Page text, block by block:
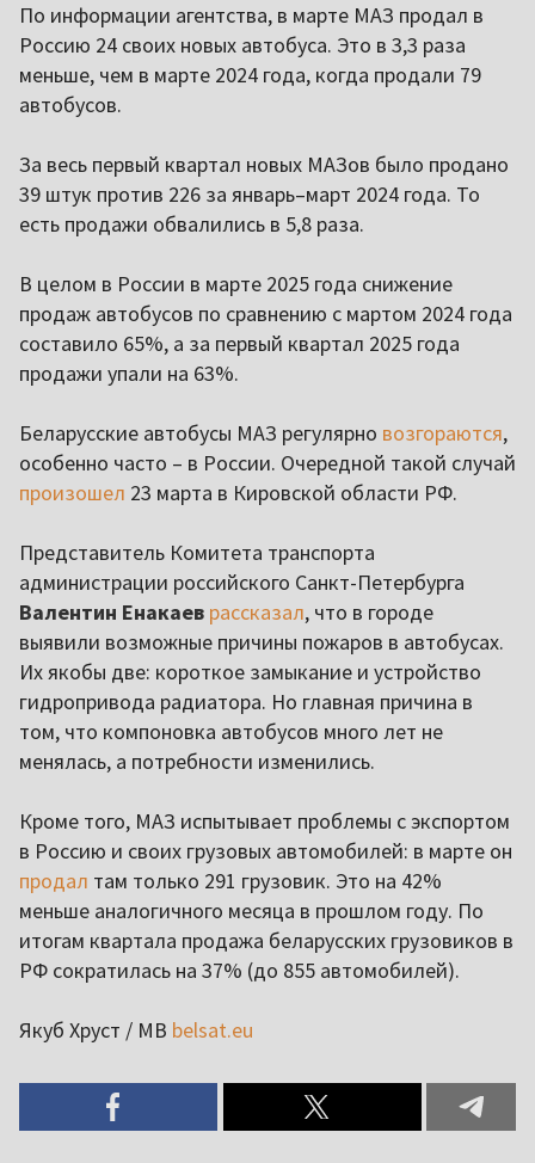
По информации агентства, в марте МАЗ продал в
Россию 24 своих новых автобуса. Это в 3,3 раза
меньше, чем в марте 2024 года, когда продали 79
автобусов.
За весь первый квартал новых МАЗов было продано
39 штук против 226 за январь–март 2024 года. То
есть продажи обвалились в 5,8 раза.
В целом в России в марте 2025 года снижение
продаж автобусов по сравнению с мартом 2024 года
составило 65%, а за первый квартал 2025 года
продажи упали на 63%.
Беларусские автобусы МАЗ регулярно возгораются,
особенно часто – в России. Очередной такой случай
произошел 23 марта в Кировской области РФ.
Представитель Комитета транспорта
администрации российского Санкт-Петербурга
Валентин Енакаев рассказал, что в городе
выявили возможные причины пожаров в автобусах.
Их якобы две: короткое замыкание и устройство
гидропривода радиатора. Но главная причина в
том, что компоновка автобусов много лет не
менялась, а потребности изменились.
Кроме того, МАЗ испытывает проблемы с экспортом
в Россию и своих грузовых автомобилей: в марте он
продал там только 291 грузовик. Это на 42%
меньше аналогичного месяца в прошлом году. По
итогам квартала продажа беларусских грузовиков в
РФ сократилась на 37% (до 855 автомобилей).
Якуб Хруст / МВ belsat.eu